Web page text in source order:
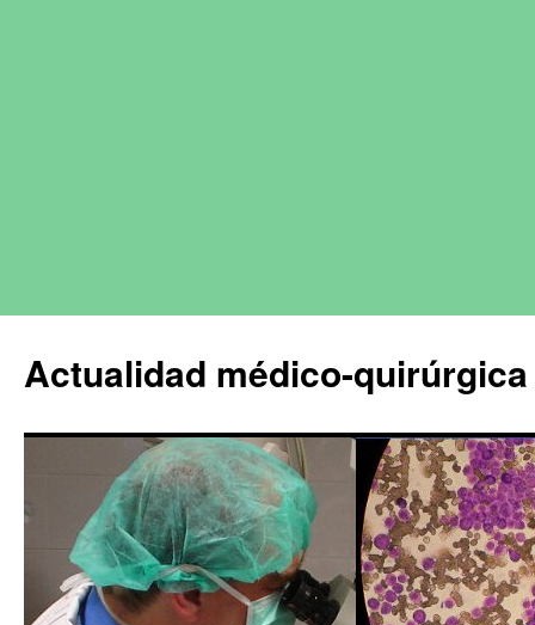
Actualidad médico-